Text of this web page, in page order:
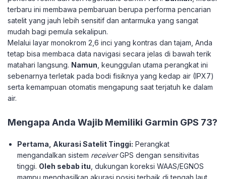
terbaru ini membawa pembaruan berupa performa pencarian
satelit yang jauh lebih sensitif dan antarmuka yang sangat
mudah bagi pemula sekalipun.
Melalui layar monokrom 2,6 inci yang kontras dan tajam, Anda
tetap bisa membaca data navigasi secara jelas di bawah terik
matahari langsung. Namun , keunggulan utama perangkat ini
sebenarnya terletak pada bodi fisiknya yang kedap air (IPX7)
serta kemampuan otomatis mengapung saat terjatuh ke dalam
air.
Mengapa Anda Wajib Memiliki Garmin GPS 73?
Pertama, Akurasi Satelit Tinggi: Perangkat
mengandalkan sistem receiverGPS dengan sensitivitas
tinggi. Oleh sebab itu , dukungan koreksi WAAS/EGNOS
mampu menghasilkan akurasi posisi terbaik di tengah laut.